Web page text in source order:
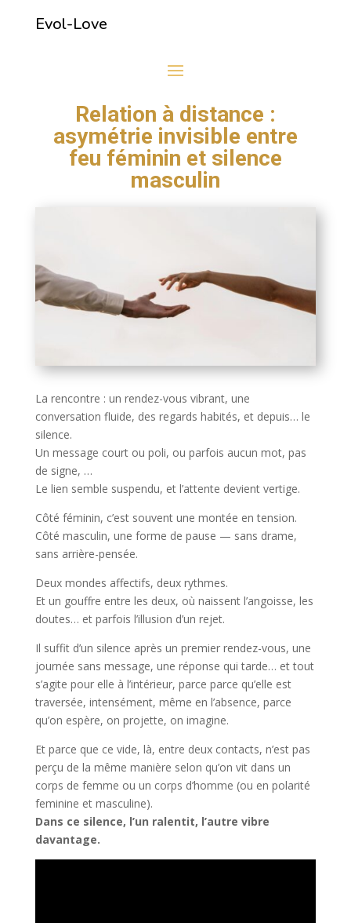
Evol-Love
Relation à distance :
asymétrie invisible entre
feu féminin et silence
masculin
La rencontre : un rendez-vous vibrant, une
conversation fluide, des regards habités, et depuis… le
silence.
Un message court ou poli, ou parfois aucun mot, pas
de signe, …
Le lien semble suspendu, et l’attente devient vertige.
Côté féminin, c’est souvent une montée en tension.
Côté masculin, une forme de pause — sans drame,
sans arrière-pensée.
Deux mondes affectifs, deux rythmes.
Et un gouffre entre les deux, où naissent l’angoisse, les
doutes… et parfois l’illusion d’un rejet.
Il suffit d’un silence après un premier rendez-vous, une
journée sans message, une réponse qui tarde… et tout
s’agite pour elle à l’intérieur, parce parce qu’elle est
traversée, intensément, même en l’absence, parce
qu’on espère, on projette, on imagine.
Et parce que ce vide, là, entre deux contacts, n’est pas
perçu de la même manière selon qu’on vit dans un
corps de femme ou un corps d’homme (ou en polarité
feminine et masculine).
Dans ce silence, l’un ralentit, l’autre vibre
davantage.